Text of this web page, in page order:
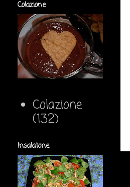
Colazione
Colazione
(132)
Insalatone